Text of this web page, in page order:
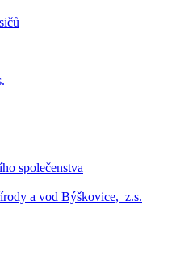
společenstva
a vod Býškovice, z.s.